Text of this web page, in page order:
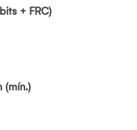
+ FRC)
(mín.)